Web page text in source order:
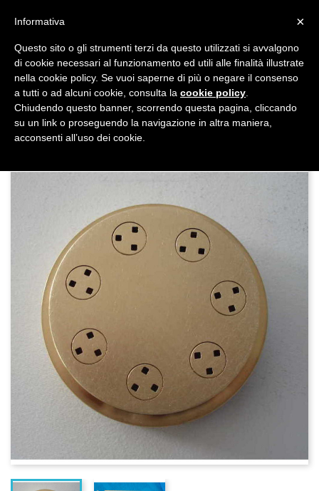
 shopping_cart
DAL 1977

MADE IN ITALY E UE
×
Informativa
Questo sito o gli strumenti terzi da questo utilizzati si avvalgono
di cookie necessari al funzionamento ed utili alle finalità illustrate
nella cookie policy. Se vuoi saperne di più o negare il consenso
a tutti o ad alcuni cookie, consulta la cookie policy
Chiudendo questo banner, scorrendo questa pagina, cliccando
su un link o proseguendo la navigazione in altra maniera,
acconsenti all’uso dei cookie.